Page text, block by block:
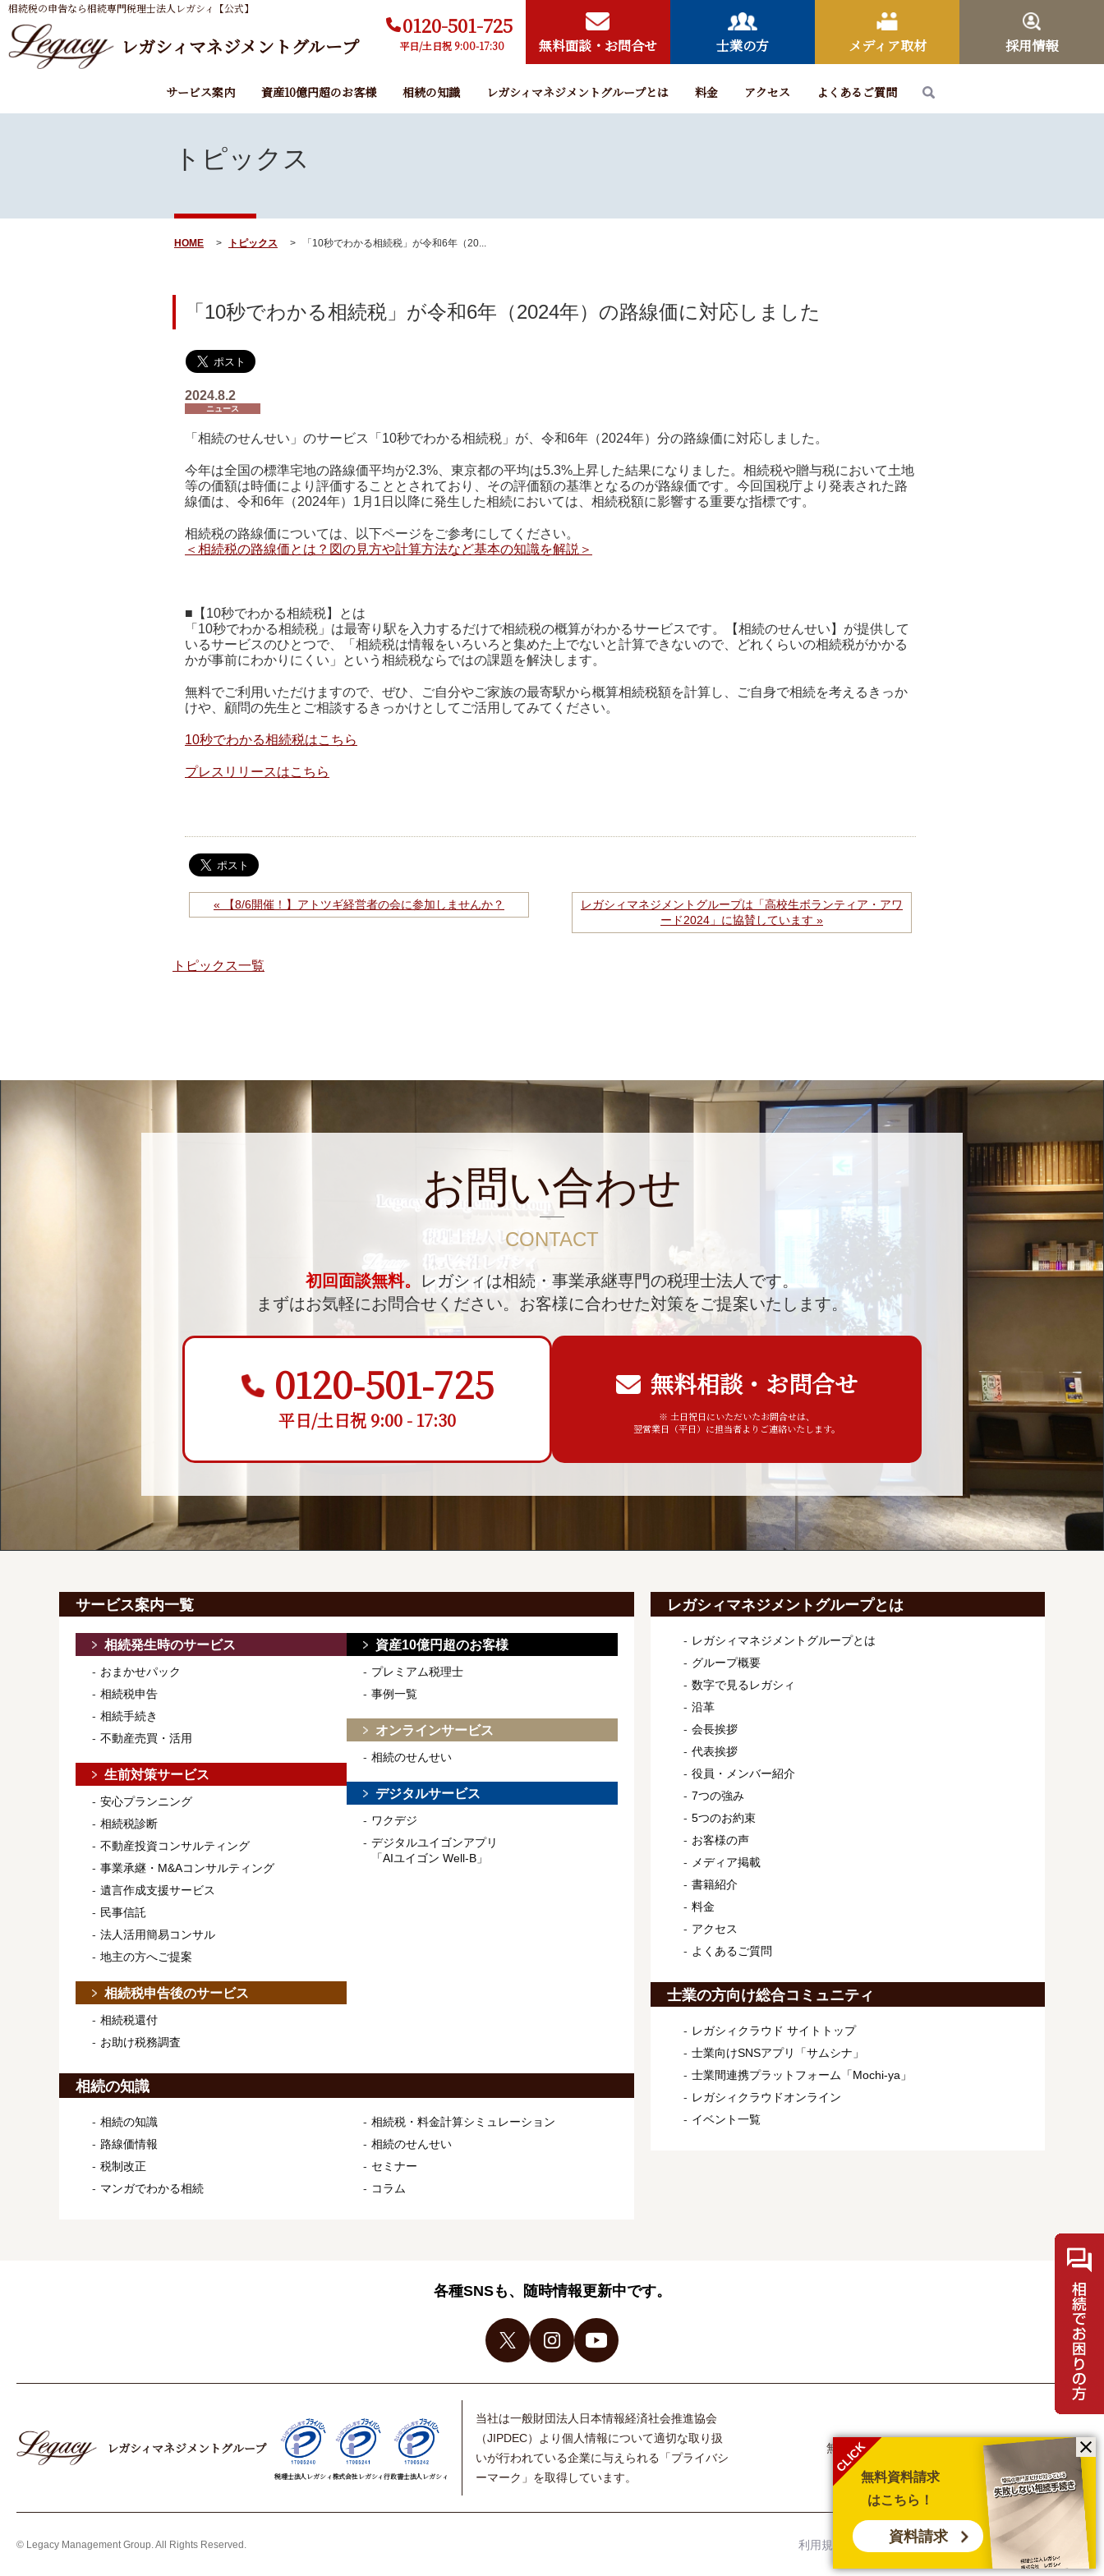
相続税の申告なら相続専門税理士法人レガシィ【公式】
レガシィマネジメントグループ
0120-501-725
平日/土日祝 9:00-17:30 無料面談・お問合せ 士業の方 メディア取材 採用情報
サービス案内 資産10億円超のお客様 相続の知識 レガシィマネジメントグループとは 料金 アクセス よくあるご質問
トピックス
HOME トピックス 「10秒でわかる相続税」が令和6年（20...
「10秒でわかる相続税」が令和6年（2024年）の路線価に対応しました
2024.8.2
ニュース
「相続のせんせい」のサービス「10秒でわかる相続税」が、令和6年（2024年）分の路線価に対応しました。
今年は全国の標準宅地の路線価平均が2.3%、東京都の平均は5.3%上昇した結果になりました。相続税や贈与税において土地
等の価額は時価により評価することとされており、その評価額の基準となるのが路線価です。今回国税庁より発表された路
線価は、令和6年（2024年）1月1日以降に発生した相続においては、相続税額に影響する重要な指標です。
相続税の路線価については、以下ページをご参考にしてください。
＜相続税の路線価とは？図の見方や計算方法など基本の知識を解説＞
■【10秒でわかる相続税】とは
「10秒でわかる相続税」は最寄り駅を入力するだけで相続税の概算がわかるサービスです。【相続のせんせい】が提供して
いるサービスのひとつで、「相続税は情報をいろいろと集めた上でないと計算できないので、どれくらいの相続税がかかる
かが事前にわかりにくい」という相続税ならではの課題を解決します。
無料でご利用いただけますので、ぜひ、ご自分やご家族の最寄駅から概算相続税額を計算し、ご自身で相続を考えるきっか
けや、顧問の先生とご相談するきっかけとしてご活用してみてください。
10秒でわかる相続税はこちら
プレスリリースはこちら
« 【8/6開催！】アトツギ経営者の会に参加しませんか？
レガシィマネジメントグループは「高校生ボランティア・アワ
ード2024」に協賛しています »
トピックス一覧
CLICK
無料資料請求
はこちら！
資料請求
お問い合わせ
CONTACT
初回面談無料。
レガシィは相続・事業承継専門の税理士法人です。
まずはお気軽にお問合せください。 お客様に合わせた対策をご提案いたします。
0120-501-725
平日/土日祝 9:00 - 17:30
無料相談・お問合せ
※ 土日祝日にいただいたお問合せは、
翌営業日（平日）に担当者よりご連絡いたします。
サービス案内一覧
相続発生時のサービス
おまかせパック
相続税申告
相続手続き
不動産売買・活用
生前対策サービス
安心プランニング
相続税診断
不動産投資コンサルティング
事業承継・M&Aコンサルティング
遺言作成支援サービス
民事信託
法人活用簡易コンサル
地主の方へご提案
相続税申告後のサービス
相続税還付
お助け税務調査
資産10億円超のお客様
プレミアム税理士
事例一覧
オンラインサービス
相続のせんせい
デジタルサービス
ワクデジ
デジタルユイゴンアプリ
「AIユイゴン Well-B」
相続の知識
相続の知識
路線価情報
税制改正
マンガでわかる相続
相続税・料金計算シミュレーション
相続のせんせい
セミナー
コラム
レガシィマネジメントグループとは
レガシィマネジメントグループとは
グループ概要
数字で見るレガシィ
沿革
会長挨拶
代表挨拶
役員・メンバー紹介
7つの強み
5つのお約束
お客様の声
メディア掲載
書籍紹介
料金
アクセス
よくあるご質問
士業の方向け総合コミュニティ
レガシィクラウド サイトトップ
士業向けSNSアプリ「サムシナ」
士業間連携プラットフォーム「Mochi-ya」
レガシィクラウドオンライン
イベント一覧
各種SNSも、随時情報更新中です。
レガシィマネジメントグループ
税理士法人レガシィ株式会社レガシィ行政書士法人レガシィ
当社は一般財団法人日本情報経済社会推進協会
（JIPDEC）より個人情報について適切な取り扱
いが行われている企業に与えられる「プライバシ
ーマーク」を取得しています。
無料相談・お問合せ メディア取材 採用情報
© Legacy Management Group. All Rights Reserved. 利用規約 個人情報保護方針 サイトマップ